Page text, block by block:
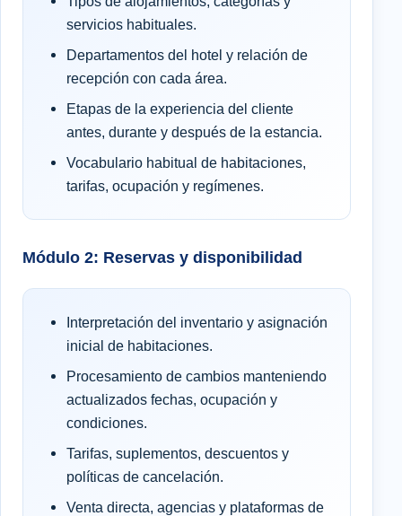
servicios habituales.
Departamentos del hotel y relación de
recepción con cada área.
Etapas de la experiencia del cliente
antes, durante y después de la estancia.
Vocabulario habitual de habitaciones,
tarifas, ocupación y regímenes.
Módulo 2: Reservas y disponibilidad
Interpretación del inventario y asignación
inicial de habitaciones.
Procesamiento de cambios manteniendo
actualizados fechas, ocupación y
condiciones.
Tarifas, suplementos, descuentos y
políticas de cancelación.
Venta directa, agencias y plataformas de